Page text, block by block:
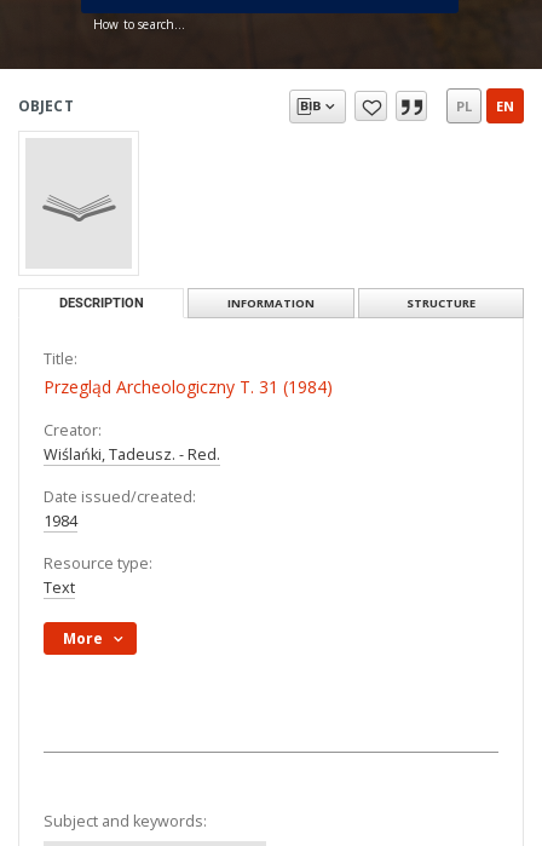
How to search...
OBJECT PL EN
DESCRIPTION INFORMATION STRUCTURE
Title:
Przegląd Archeologiczny T. 31 (1984)
Creator:
Wiślańki, Tadeusz. - Red.
Date issued/created:
1984
Resource type:
Text
More
Subject and keywords: